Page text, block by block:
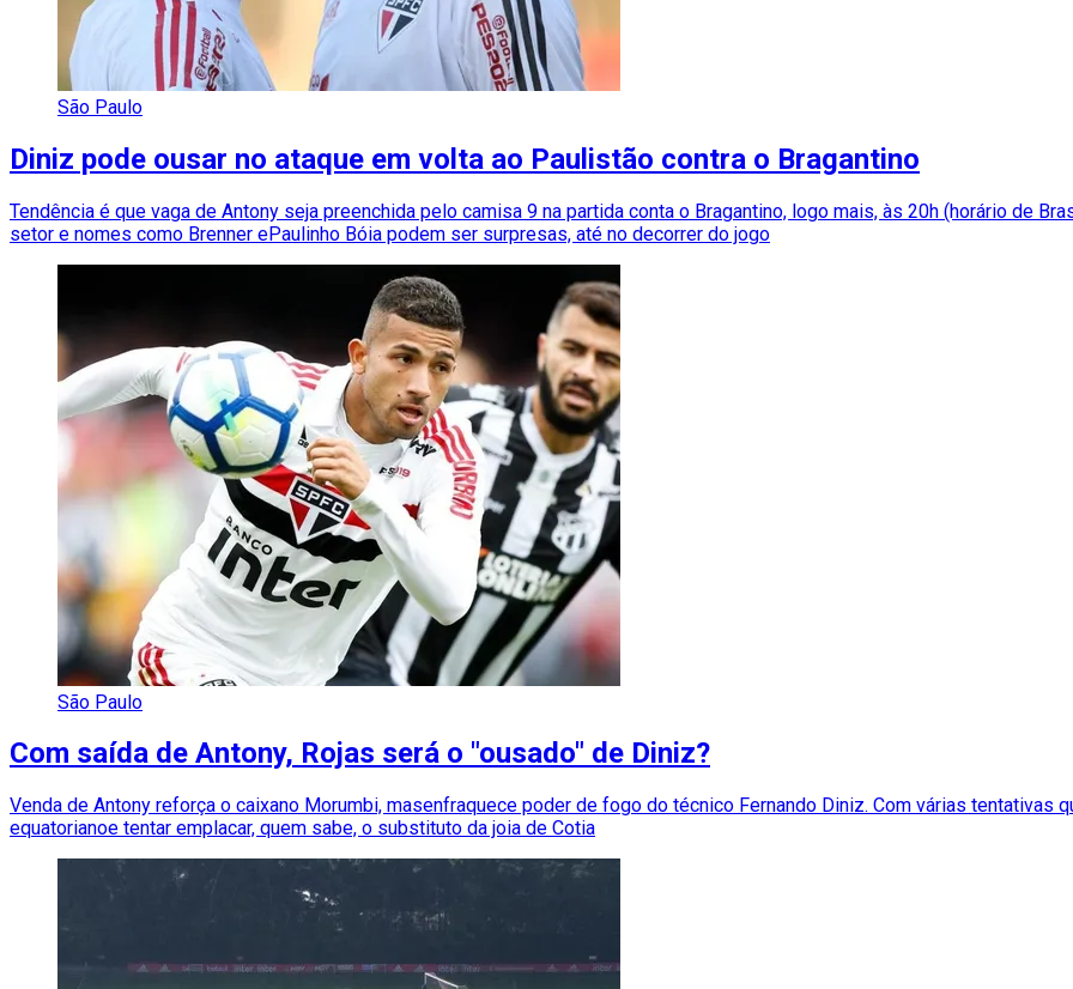
São Paulo
Diniz pode ousar no ataque em volta ao Paulistão contra o Bragantino
Tendência é que vaga de Antony seja preenchida pelo camisa 9 na partida conta o Bragantino, logo mais, às 20h (horário de
setor e nomes como Brenner ePaulinho Bóia podem ser surpresas, até no decorrer do jogo
São Paulo
Com saída de Antony, Rojas será o "ousado" de Diniz?
Venda de Antony reforça o caixano Morumbi, masenfraquece poder de fogo do técnico Fernando Diniz. Com várias tentativas
equatorianoe tentar emplacar, quem sabe, o substituto da joia de Cotia